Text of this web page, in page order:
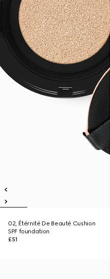
02, Étérnité De Beauté Cushion
SPF foundation
£51